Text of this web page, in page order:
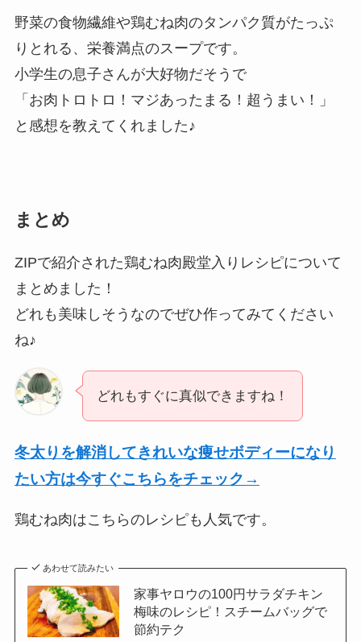
野菜の食物繊維や鶏むね肉のタンパク質がたっぷ
りとれる、栄養満点のスープです。
小学生の息子さんが大好物だそうで
「お肉トロトロ！マジあったまる！超うまい！」
と感想を教えてくれました♪
まとめ
ZIPで紹介された鶏むね肉殿堂入りレシピについて
まとめました！
どれも美味しそうなのでぜひ作ってみてください
ね♪
どれもすぐに真似できますね！
冬太りを解消してきれいな痩せボディーになり
たい方は今すぐこちらをチェック→
鶏むね肉はこちらのレシピも人気です。
あわせて読みたい
家事ヤロウの100円サラダチキン
梅味のレシピ！スチームバッグで
節約テク